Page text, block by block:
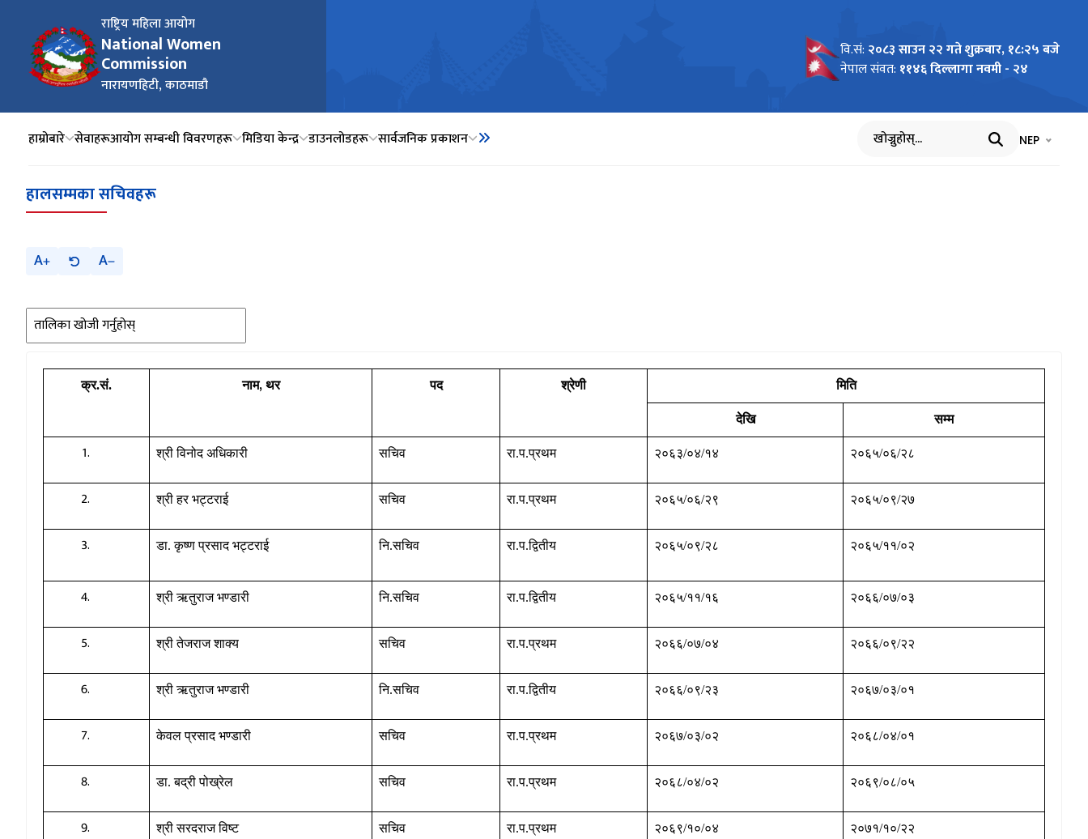
राष्ट्रिय महिला आयोग
National Women
Commission
नारायणहिटी, काठमाडौ
वि.सं: २०८३ साउन २२ गते शुक्रबार, १८:२५ बजे
नेपाल संवत: ११४६ दिल्लागा नवमी - २४
हाम्रोबारे सेवाहरूआयोग सम्बन्धी विवरणहरू मिडिया केन्द्र डाउनलोडहरू सार्वजनिक प्रकाशन खोज्नुहोस् भाषा चयन
NEP
हालसम्मका सचिवहरू
A A
क्र.सं. नाम, थर पद श्रेणी मिति
देखि सम्म
श्री विनोद अधिकारी सचिव रा.प.प्रथम २०६३/०४/१४ २०६५/०६/२८
श्री हर भट्टराई सचिव रा.प.प्रथम २०६५/०६/२९ २०६५/०९/२७
डा. कृष्ण प्रसाद भट्टराई नि.सचिव रा.प.द्वितीय २०६५/०९/२८ २०६५/११/०२
श्री ऋतुराज भण्डारी नि.सचिव रा.प.द्वितीय २०६५/११/१६ २०६६/०७/०३
श्री तेजराज शाक्य सचिव रा.प.प्रथम २०६६/०७/०४ २०६६/०९/२२
श्री ऋतुराज भण्डारी नि.सचिव रा.प.द्वितीय २०६६/०९/२३ २०६७/०३/०१
केवल प्रसाद भण्डारी सचिव रा.प.प्रथम २०६७/०३/०२ २०६८/०४/०१
डा. बद्री पोख्रेल सचिव रा.प.प्रथम २०६८/०४/०२ २०६९/०८/०५
श्री सरदराज विष्ट सचिव रा.प.प्रथम २०६९/१०/०४ २०७१/१०/२२